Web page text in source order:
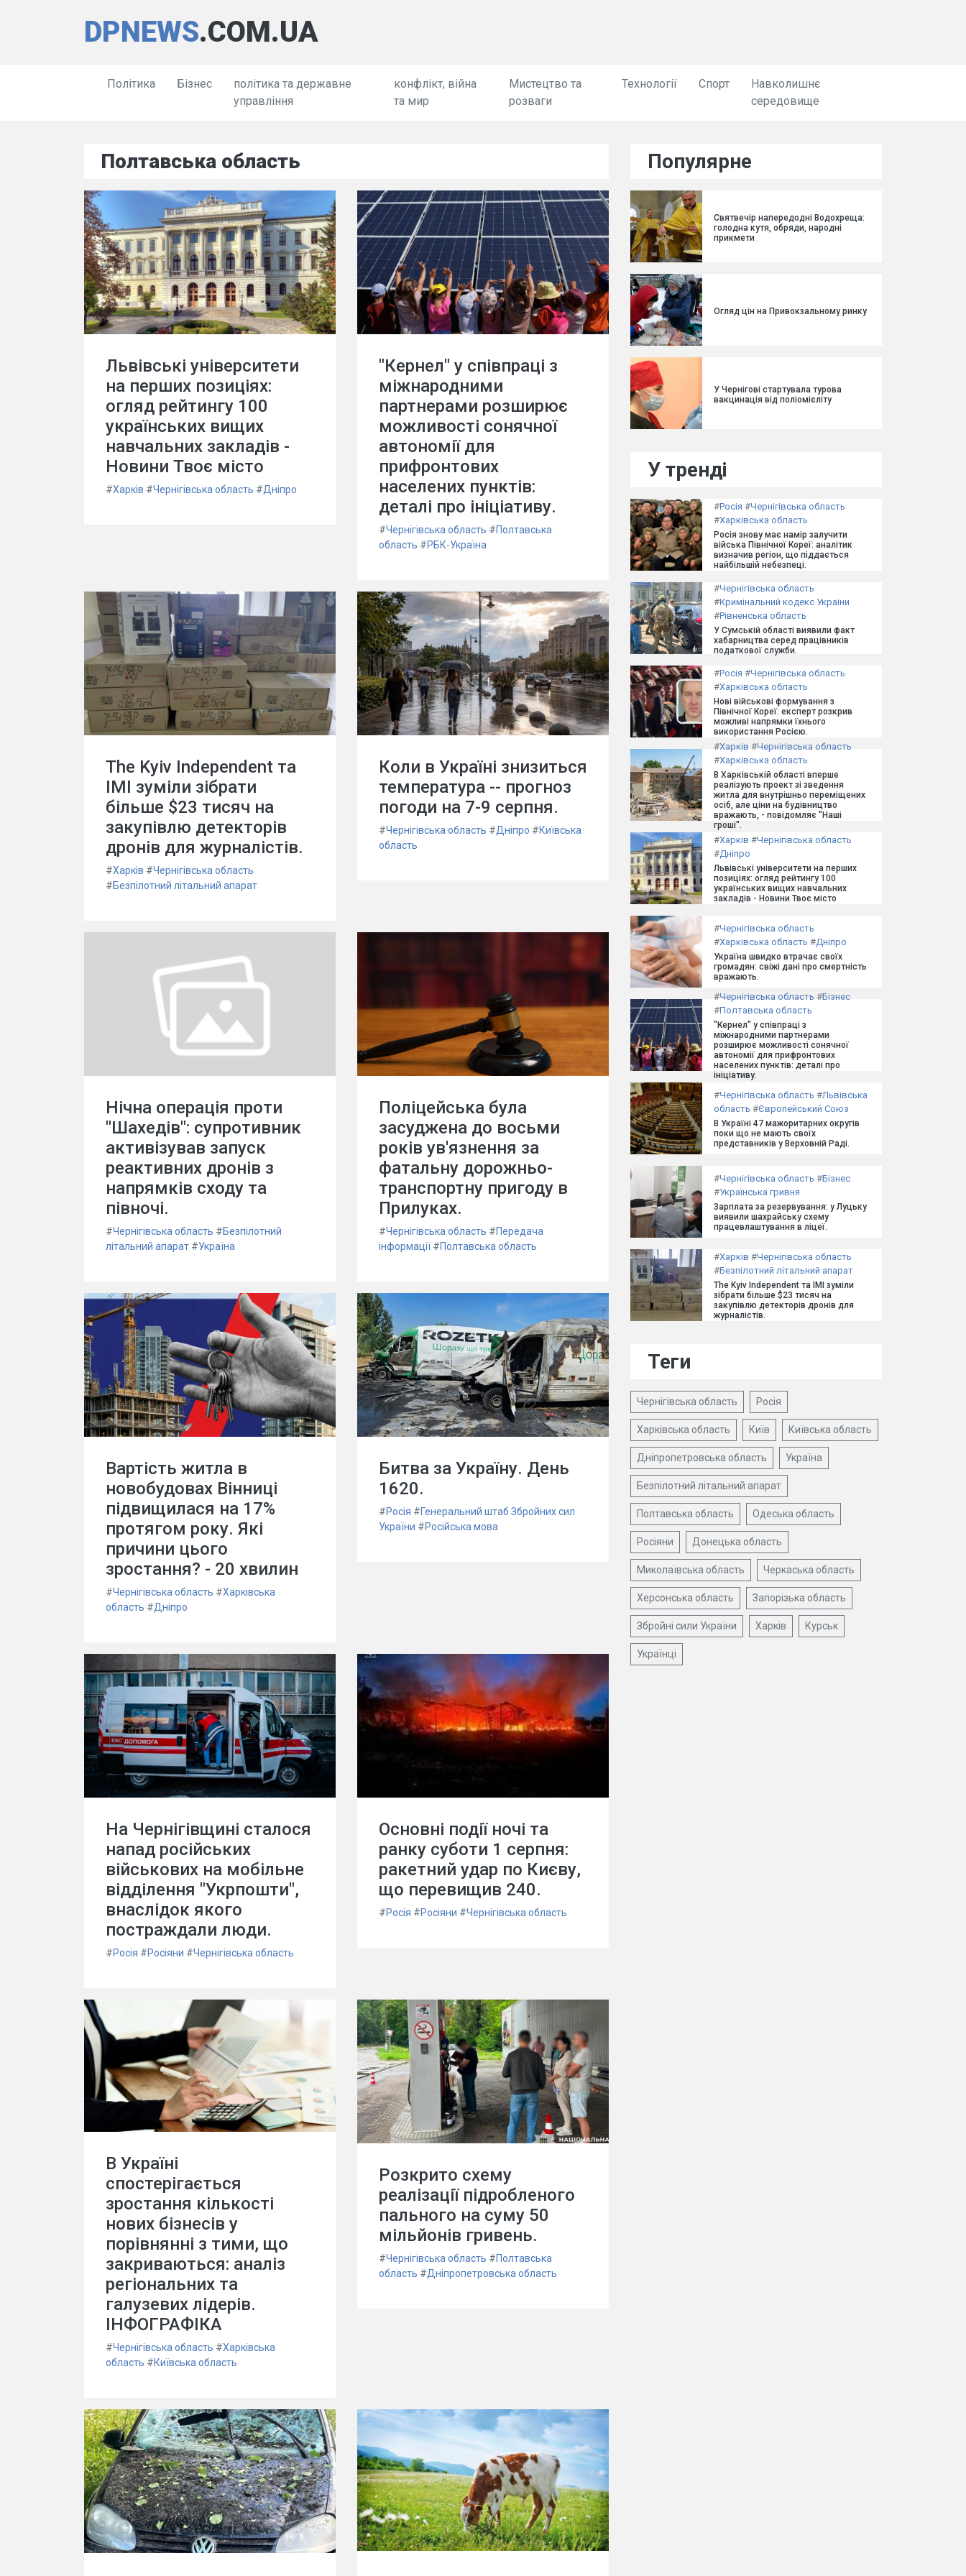
DPNEWS.COM.UA
Політика Бізнес
політика та державне
управління
конфлікт, війна
та мир
Мистецтво та
розваги
Технології Спорт
Навколишнє
середовище
Полтавська область
Львівські університети
на перших позиціях:
огляд рейтингу 100
українських вищих
навчальних закладів -
Новини Твоє місто
#Харків #Чернігівська область #Дніпро
"Кернел" у співпраці з
міжнародними
партнерами розширює
можливості сонячної
автономії для
прифронтових
населених пунктів:
деталі про ініціативу.
#Чернігівська область #Полтавська
область #РБК-Україна
The Kyiv Independent та
ІМІ зуміли зібрати
більше $23 тисяч на
закупівлю детекторів
дронів для журналістів.
#Харків #Чернігівська область
#Безпілотний літальний апарат
Коли в Україні знизиться
температура -- прогноз
погоди на 7-9 серпня.
#Чернігівська область #Дніпро #Київська
область
Нічна операція проти
"Шахедів": супротивник
активізував запуск
реактивних дронів з
напрямків сходу та
півночі.
#Чернігівська область #Безпілотний
літальний апарат #Україна
Поліцейська була
засуджена до восьми
років ув'язнення за
фатальну дорожньо-
транспортну пригоду в
Прилуках.
#Чернігівська область #Передача
інформації #Полтавська область
Вартість житла в
новобудовах Вінниці
підвищилася на 17%
протягом року. Які
причини цього
зростання? - 20 хвилин
#Чернігівська область #Харківська
область #Дніпро
Битва за Україну. День
1620.
#Росія #Генеральний штаб Збройних сил
України #Російська мова
На Чернігівщині сталося
напад російських
військових на мобільне
відділення "Укрпошти",
внаслідок якого
постраждали люди.
#Росія #Росіяни #Чернігівська область
Основні події ночі та
ранку суботи 1 серпня:
ракетний удар по Києву,
що перевищив 240.
#Росія #Росіяни #Чернігівська область
В Україні
спостерігається
зростання кількості
нових бізнесів у
порівнянні з тими, що
закриваються: аналіз
регіональних та
галузевих лідерів.
ІНФОГРАФІКА
#Чернігівська область #Харківська
область #Київська область
Розкрито схему
реалізації підробленого
пального на суму 50
мільйонів гривень.
#Чернігівська область #Полтавська
область #Дніпропетровська область
Популярне
Святвечір напередодні Водохреща:
голодна кутя, обряди, народні
прикмети
Огляд цін на Привокзальному ринку
У Чернігові стартувала турова
вакцинація від поліомієліту
У тренді
#Росія #Чернігівська область
#Харківська область
Росія знову має намір залучити
війська Північної Кореї: аналітик
визначив регіон, що піддається
найбільшій небезпеці.
#Чернігівська область
#Кримінальний кодекс України
#Рівненська область
У Сумській області виявили факт
хабарництва серед працівників
податкової служби.
#Росія #Чернігівська область
#Харківська область
Нові військові формування з
Північної Кореї: експерт розкрив
можливі напрямки їхнього
використання Росією.
#Харків #Чернігівська область
#Харківська область
В Харківській області вперше
реалізують проект зі зведення
житла для внутрішньо переміщених
осіб, але ціни на будівництво
вражають, - повідомляє "Наші
гроші".
#Харків #Чернігівська область
#Дніпро
Львівські університети на перших
позиціях: огляд рейтингу 100
українських вищих навчальних
закладів - Новини Твоє місто
#Чернігівська область
#Харківська область #Дніпро
Україна швидко втрачає своїх
громадян: свіжі дані про смертність
вражають.
#Чернігівська область #Бізнес
#Полтавська область
"Кернел" у співпраці з
міжнародними партнерами
розширює можливості сонячної
автономії для прифронтових
населених пунктів: деталі про
ініціативу.
#Чернігівська область #Львівська
область #Європейський Союз
В Україні 47 мажоритарних округів
поки що не мають своїх
представників у Верховній Раді.
#Чернігівська область #Бізнес
#Українська гривня
Зарплата за резервування: у Луцьку
виявили шахрайську схему
працевлаштування в ліцеї.
#Харків #Чернігівська область
#Безпілотний літальний апарат
The Kyiv Independent та ІМІ зуміли
зібрати більше $23 тисяч на
закупівлю детекторів дронів для
журналістів.
Теги
Чернігівська область Росія
Харківська область Київ Київська область
Дніпропетровська область Україна
Безпілотний літальний апарат
Полтавська область Одеська область
Росіяни Донецька область
Миколаївська область Черкаська область
Херсонська область Запорізька область
Збройні сили України Харків Курськ
Українці